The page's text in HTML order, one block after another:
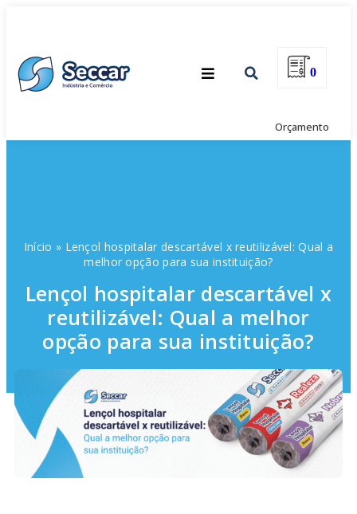
0
Orçamento
Início » Lençol hospitalar descartável x reutilizável: Qual a
melhor opção para sua instituição?
Lençol hospitalar descartável x
reutilizável: Qual a melhor
opção para sua instituição?